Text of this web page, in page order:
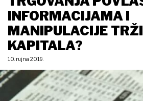
INFORMACIJAMA I
MANIPULACIJE
KAPITALA?
10. rujna 2019.